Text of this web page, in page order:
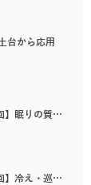
台から応用
】眠りの質…
】冷え・巡…